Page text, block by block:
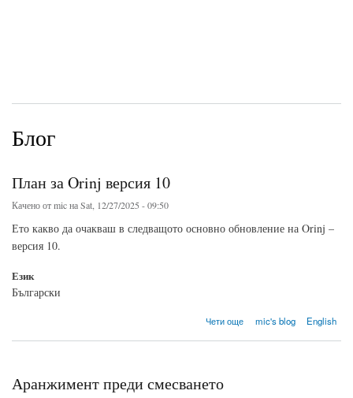
Блог
План за Orinj версия 10
Качено отmicна Sat, 12/27/2025 - 09:50
Ето какво да очакваш в следващото основно обновление на Orinj –
версия 10.
Език
Български
Чети още mic's blog English
Аранжимент преди смесването